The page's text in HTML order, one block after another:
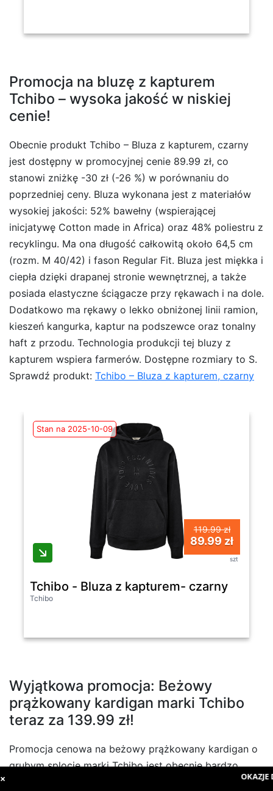
Promocja na bluzę z kapturem
Tchibo – wysoka jakość w niskiej
cenie!
Obecnie produkt Tchibo – Bluza z kapturem, czarny
jest dostępny w promocyjnej cenie 89.99 zł, co
stanowi zniżkę -30 zł (-26 %) w porównaniu do
poprzedniej ceny. Bluza wykonana jest z materiałów
wysokiej jakości: 52% bawełny (wspierającej
inicjatywę Cotton made in Africa) oraz 48% poliestru z
recyklingu. Ma ona długość całkowitą około 64,5 cm
(rozm. M 40/42) i fason Regular Fit. Bluza jest miękka i
ciepła dzięki drapanej stronie wewnętrznej, a także
posiada elastyczne ściągacze przy rękawach i na dole.
Dodatkowo ma rękawy o lekko obniżonej linii ramion,
kieszeń kangurka, kaptur na podszewce oraz tonalny
haft z przodu. Technologia produkcji tej bluzy z
kapturem wspiera farmerów. Dostępne rozmiary to S.
Sprawdź produkt: Tchibo – Bluza z kapturem, czarny
Stan na 2025-10-09
119.99 zł
89.99 zł
szt
Tchibo - Bluza z kapturem- czarny
Tchibo
Wyjątkowa promocja: Beżowy
prążkowany kardigan marki Tchibo
teraz za 139.99 zł!
Promocja cenowa na beżowy prążkowany kardigan o
grubym splocie marki Tchibo jest obecnie bardzo
korzystna – produkt można teraz nabyć za 139.99 zł,
× OKAZJE